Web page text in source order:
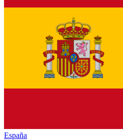
España